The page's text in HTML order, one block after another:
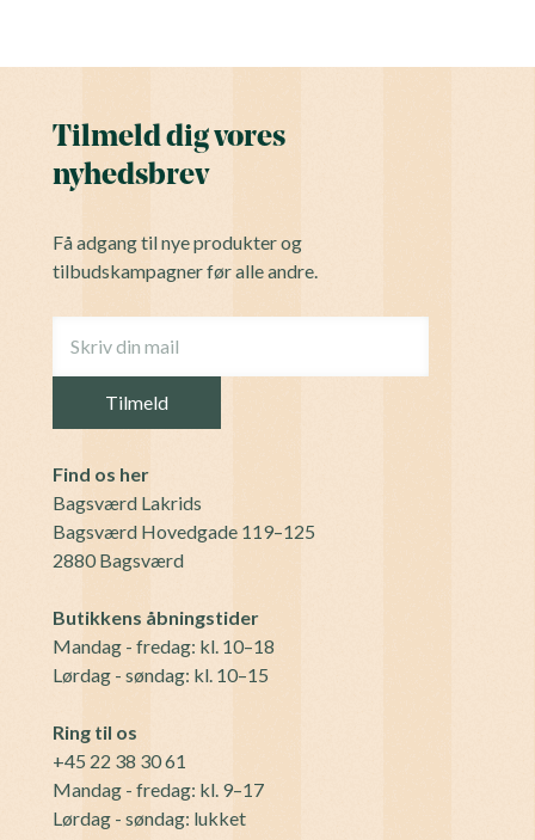
Tilmeld dig vores
nyhedsbrev
Få adgang til nye produkter og
tilbudskampagner før alle andre.
Find os her
Bagsværd Lakrids
Bagsværd Hovedgade 119–125
2880 Bagsværd
Butikkens åbningstider
Mandag - fredag: kl. 10–18
Lørdag - søndag: kl. 10–15
Ring til os
+45 22 38 30 61
Mandag - fredag: kl. 9–17
Lørdag - søndag: lukket